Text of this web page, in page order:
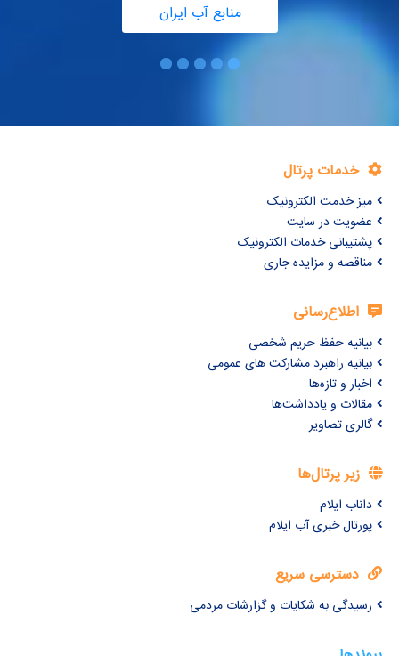
منابع آب ایران
خدمات پرتال
میز خدمت الکترونیک
عضویت در سایت
پشتیبانی خدمات الکترونیک
مناقصه و مزایده جاری
اطلاع‌رسانی
بیانیه حفظ حریم شخصی
بیانیه راهبرد مشارکت های عمومی
اخبار و تازه‌ها
مقالات و یادداشت‌ها
گالری تصاویر
زیر پرتال‌ها
داناب ایلام
پورتال خبری آب ایلام
دسترسی سریع
رسیدگی به شکایات و گزارشات مردمی